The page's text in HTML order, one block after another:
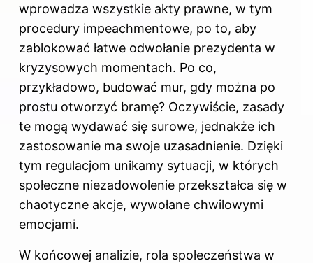
wprowadza wszystkie akty prawne, w tym
procedury impeachmentowe, po to, aby
zablokować łatwe odwołanie prezydenta w
kryzysowych momentach. Po co,
przykładowo, budować mur, gdy można po
prostu otworzyć bramę? Oczywiście, zasady
te mogą wydawać się surowe, jednakże ich
zastosowanie ma swoje uzasadnienie. Dzięki
tym regulacjom unikamy sytuacji, w których
społeczne niezadowolenie przekształca się w
chaotyczne akcje, wywołane chwilowymi
emocjami.
W końcowej analizie, rola społeczeństwa w